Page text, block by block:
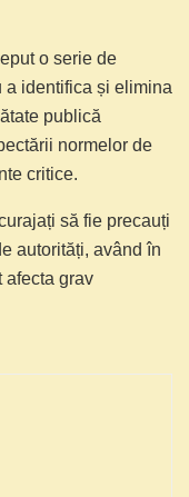
o serie de
a identifica și elimina
publică
normelor de
critice.
să fie precauți
autorități, având în
afecta grav